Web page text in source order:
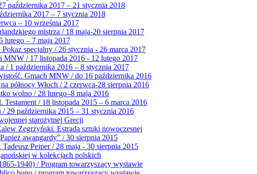
października 2017 – 21 stycznia 2018
2017 – 7 stycznia 2018
– 10 września 2017
mistrza / 18 maja-20 sierpnia 2017
lutego – 7 maja 2017
specjalny / 26 stycznia - 26 marca 2017
MNW / 17 listopada 2016 - 12 lutego 2017
/ 1 października 2016 – 8 stycznia 2017
Gmach MNW / do 16 października 2016
północy Włoch / 2 czerwca-28 sierpnia 2016
wolno / 28 lutego–8 maja 2016
Testament / 18 listopada 2015 – 6 marca 2016
29 października 2015 – 31 stycznia 2016
starożytnej Grecji
Zegrzyński. Estrada sztuki nowoczesnej
awangardy” / 30 sierpnia 2015
Tadeusz Peiper / 28 maja - 30 sierpnia 2015
w kolekcjach polskich
1940) / Program towarzyszący wystawie